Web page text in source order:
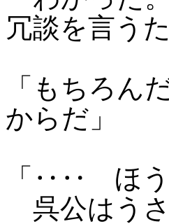
冗談を言う
「もちろん
からだ」
「‥‥ ほう
呉公はう